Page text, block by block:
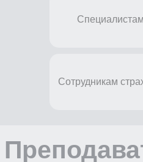
Сотрудникам